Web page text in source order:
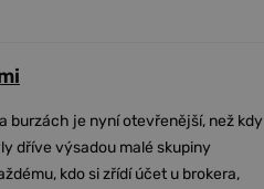
burzách je nyní otevřenější, než kdy
dříve výsadou malé skupiny
kdo si zřídí účet u brokera,